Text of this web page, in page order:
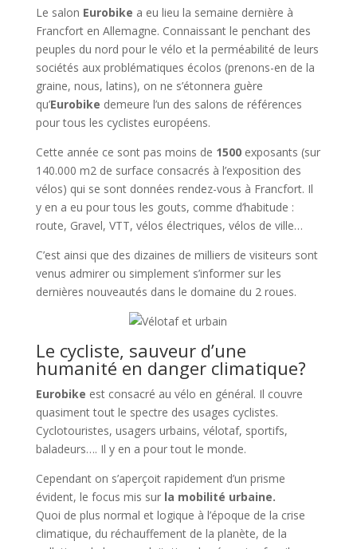
Le salon Eurobike a eu lieu la semaine dernière à
Francfort en Allemagne. Connaissant le penchant des
peuples du nord pour le vélo et la perméabilité de leurs
sociétés aux problématiques écolos (prenons-en de la
graine, nous, latins), on ne s’étonnera guère
qu’Eurobike demeure l’un des salons de références
pour tous les cyclistes européens.
Cette année ce sont pas moins de 1500exposants (sur
140.000 m2 de surface consacrés à l’exposition des
vélos) qui se sont données rendez-vous à Francfort. Il
y en a eu pour tous les gouts, comme d’habitude :
route, Gravel, VTT, vélos électriques, vélos de ville…
C’est ainsi que des dizaines de milliers de visiteurs sont
venus admirer ou simplement s’informer sur les
dernières nouveautés dans le domaine du 2 roues.
Le cycliste, sauveur d’une
humanité en danger climatique?
Eurobike est consacré au vélo en général. Il couvre
quasiment tout le spectre des usages cyclistes.
Cyclotouristes, usagers urbains, vélotaf, sportifs,
baladeurs…. Il y en a pour tout le monde.
Cependant on s’aperçoit rapidement d’un prisme
évident, le focus mis sur la mobilité urbaine.
Quoi de plus normal et logique à l’époque de la crise
climatique, du réchauffement de la planète, de la